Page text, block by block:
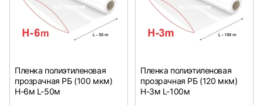
Пленка полиэтиленовая
прозрачная РБ (100 мкм)
Н-6м L-50м
Пленка полиэтиленовая
прозрачная РБ (120 мкм)
Н-3м L-100м